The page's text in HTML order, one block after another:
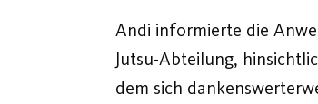
Andi informierte die
Jutsu-Abteilung,
dem sich